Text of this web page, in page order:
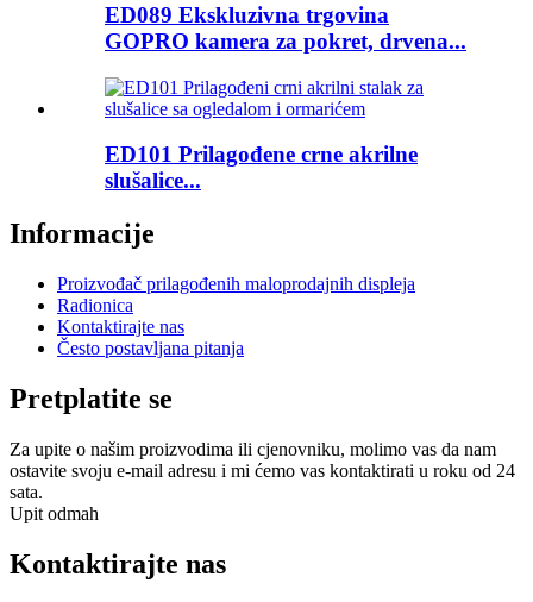
ED089 Ekskluzivna trgovina
GOPRO kamera za pokret, drvena...
ED101 Prilagođene crne akrilne
slušalice...
Informacije
Proizvođač prilagođenih maloprodajnih displeja
Radionica
Kontaktirajte nas
Često postavljana pitanja
Pretplatite se
Za upite o našim proizvodima ili cjenovniku, molimo vas da nam
ostavite svoju e-mail adresu i mi ćemo vas kontaktirati u roku od 24
sata.
Upit odmah
Kontaktirajte nas